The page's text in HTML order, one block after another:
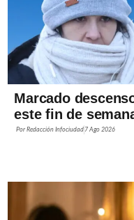
Marcado
este fin de
PorRedacción Infociudad 7 Ago 2026